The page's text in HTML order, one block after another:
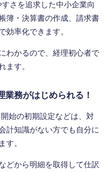
すさを追求した中小企業向
簿・決算書の作成、請求書
効率化できます。
わかるので、経理初心者で
ます。
業務がはじめられる！
始の初期設定などは、対
計知識がない方でも自分に
す。
どから明細を取得して仕訳